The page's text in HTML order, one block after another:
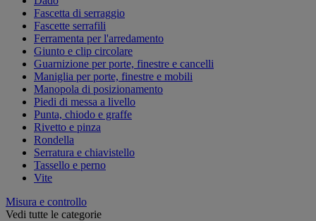
Fascetta di serraggio
Fascette serrafili
Ferramenta per l'arredamento
Giunto e clip circolare
Guarnizione per porte, finestre e cancelli
Maniglia per porte, finestre e mobili
Manopola di posizionamento
Piedi di messa a livello
Punta, chiodo e graffe
Rivetto e pinza
Rondella
Serratura e chiavistello
Tassello e perno
Vite
Misura e controllo
Vedi tutte le categorie